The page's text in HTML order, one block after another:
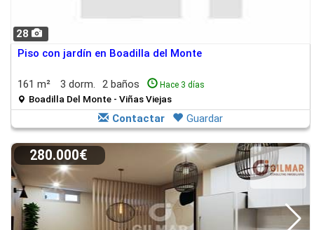
28
Piso con jardín en Boadilla del Monte
161 m² 3 dorm. 2 baños Hace 3 días
Boadilla Del Monte - Viñas Viejas
Contactar Guardar
280.000€